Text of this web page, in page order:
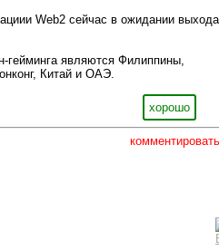
Web2 сейчас в ожидании выхода
гейминга являются Филиппины,
Китай и ОАЭ.
хорошо
комментировать